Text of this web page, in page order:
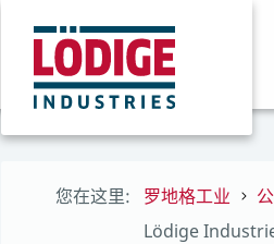
您在这里: 罗地格工业
Lödige